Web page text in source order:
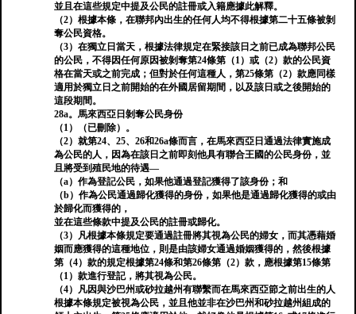
並且在這些規定中提及公民的註冊或入籍應據此解釋。
（2）根據本條，在聯邦內出生的任何人均不得根據第二十五條被剝
奪公民資格。
（3）在獨立日當天，根據法律規定在緊接該日之前已成為聯邦公民
的公民，不得因任何原因被剝奪第24條第（1）或（2）款的公民資
格在當天或之前完成；但對於任何這種人，第25條第（2）款應同樣
適用於獨立日之前開始的在外國居留期間，以及該日或之後開始的
這段期間。
28a。馬來西亞日剝奪公民身份
（1）（已刪除）。
（2）就第24、25、26和26a條而言，在馬來西亞日通過法律實施成
為公民的人，因為在該日之前即刻他具有聯合王國的公民身份，並
且將受到殖民地的待遇—
（a）作為登記公民，如果他通過登記獲得了該身份；和
（b）作為公民通過歸化獲得的身份，如果他是通過歸化獲得的或由
於歸化而獲得的，
並在這些條款中提及公民的註冊或歸化。
（3）凡根據本條規定要通過註冊將其視為公民的婦女，而其憑藉婚
姻而應獲得的這種地位，則是由該婦女通過婚姻獲得的，然後根據
第（4）款的規定根據第24條和第26條第（2）款，應根據第15條第
（1）款進行登記，將其視為公民。
（4）凡因與沙巴州或砂拉越州有聯繫而在馬來西亞節之前出生的人
根據本條規定被視為公民，並且他並非在沙巴州和砂拉越州組成的